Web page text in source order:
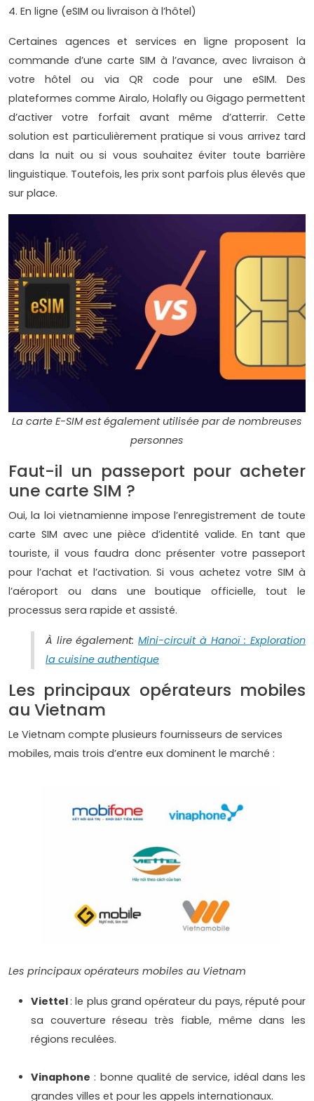
4. En ligne (eSIM ou livraison à l’hôtel)
Certaines agences et services en ligne proposent la
commande d’une carte SIM à l’avance, avec livraison à
votre hôtel ou via QR code pour une eSIM. Des
plateformes comme Airalo, Holafly ou Gigago permettent
d’activer votre forfait avant même d’atterrir. Cette
solution est particulièrement pratique si vous arrivez tard
dans la nuit ou si vous souhaitez éviter toute barrière
linguistique. Toutefois, les prix sont parfois plus élevés que
sur place.
La carte E-SIM est également utilisée par de nombreuses
personnes
Faut-il un passeport pour acheter
une carte SIM ?
Oui, la loi vietnamienne impose l’enregistrement de toute
carte SIM avec une pièce d’identité valide. En tant que
touriste, il vous faudra donc présenter votre passeport
pour l’achat et l’activation. Si vous achetez votre SIM à
l’aéroport ou dans une boutique officielle, tout le
processus sera rapide et assisté.
À lire également:Mini-circuit à Hanoï : Exploration
la cuisine authentique
Les principaux opérateurs mobiles
au Vietnam
Le Vietnam compte plusieurs fournisseurs de services
mobiles, mais trois d’entre eux dominent le marché :
Les principaux opérateurs mobiles au Vietnam
Viettel: le plus grand opérateur du pays, réputé pour
sa couverture réseau très fiable, même dans les
régions reculées.
Vinaphone : bonne qualité de service, idéal dans les
grandes villes et pour les appels internationaux.